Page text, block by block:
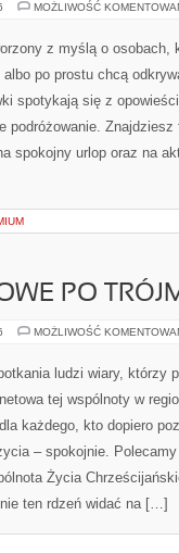
MOŻLIWOŚĆ
z myślą o osobach,
albo po prostu chcą
spotykają się z
podróżowanie.
spokojny urlop oraz na
PO
MOŻLIWOŚĆ
ludzi wiary, którzy
tej wspólnoty w
każdego, kto dopiero
– spokojnie.
Życia
ten rdzeń widać na […]